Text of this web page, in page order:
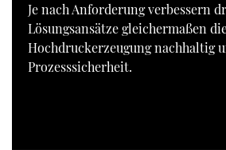
Je nach Anforderung verbessern
Lösungsansätze gleichermaßen
Hochdruckerzeugung nachhaltig
Prozesssicherheit.